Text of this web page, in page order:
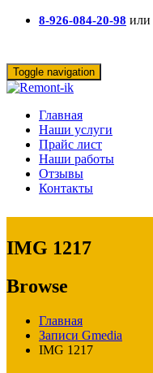
8-926-084-20-98 или
Toggle navigation
Главная
Наши услуги
Прайс лист
Наши работы
Отзывы
Контакты
IMG 1217
Browse
Главная
Записи Gmedia
IMG 1217